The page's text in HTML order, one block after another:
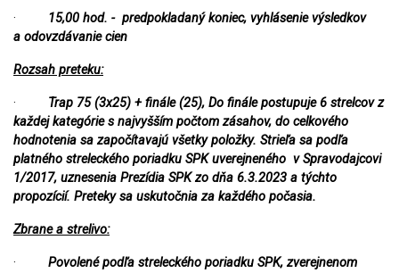
· 15,00 hod. - predpokladaný koniec, vyhlásenie výsledkov
a odovzdávanie cien
Rozsah preteku:
· Trap 75 (3x25) + finále (25), Do finále postupuje 6 strelcov z
každej kategórie s najvyšším počtom zásahov, do celkového
hodnotenia sa započítavajú všetky položky. Strieľa sa podľa
platného streleckého poriadku SPK uverejneného v Spravodajcovi
1/2017, uznesenia Prezídia SPK zo dňa 6.3.2023 a týchto
propozícií. Preteky sa uskutočnia za každého počasia.
Zbrane a strelivo:
· Povolené podľa streleckého poriadku SPK, zverejnenom